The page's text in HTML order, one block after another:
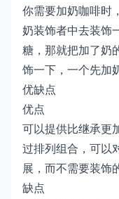
你需要加奶咖啡时
奶装饰者中去装饰
糖，那就把加了奶
饰一下，一个先加
优缺点
优点
可以提供比继承更
过排列组合，可以
展，而不需要装饰
缺点